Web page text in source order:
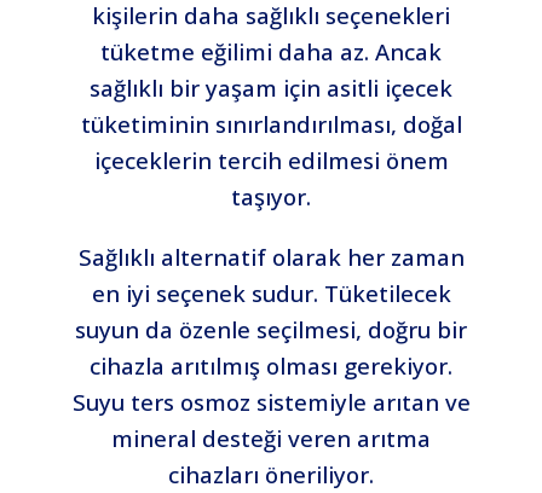
kişilerin daha sağlıklı seçenekleri
tüketme eğilimi daha az. Ancak
sağlıklı bir yaşam için asitli içecek
tüketiminin sınırlandırılması, doğal
içeceklerin tercih edilmesi önem
taşıyor.
Sağlıklı alternatif olarak her zaman
en iyi seçenek sudur. Tüketilecek
suyun da özenle seçilmesi, doğru bir
cihazla arıtılmış olması gerekiyor.
Suyu ters osmoz sistemiyle arıtan ve
mineral desteği veren arıtma
cihazları öneriliyor.